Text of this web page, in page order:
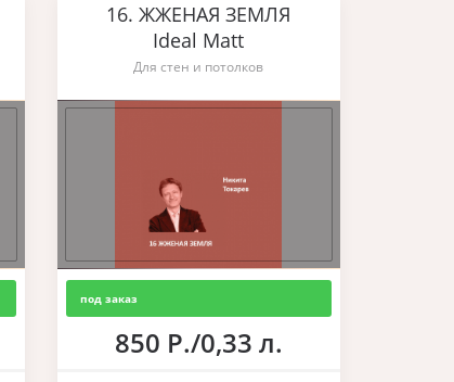
16. ЖЖЕНАЯ ЗЕМЛЯ
Ideal Matt
Для стен и потолков
под заказ
850 Р./0,33 л.